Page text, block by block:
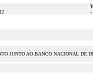
-
JUNTO AO BANCO NACIONAL